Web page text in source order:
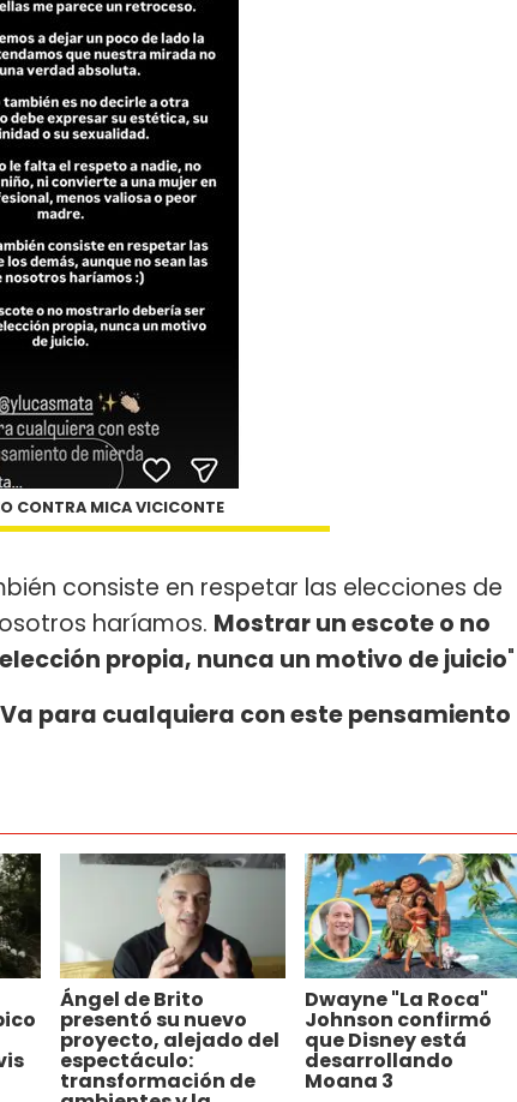
CONTRA MICA VICICONTE
consiste en respetar las elecciones de
haríamos. Mostrar un escote o no
propia, nunca un motivo de juicio"
para cualquiera con este pensamiento
Ángel de Brito
presentó su nuevo
proyecto, alejado del
espectáculo:
transformación de
Dwayne "La Roca"
Johnson confirmó
que Disney está
desarrollando
Moana 3